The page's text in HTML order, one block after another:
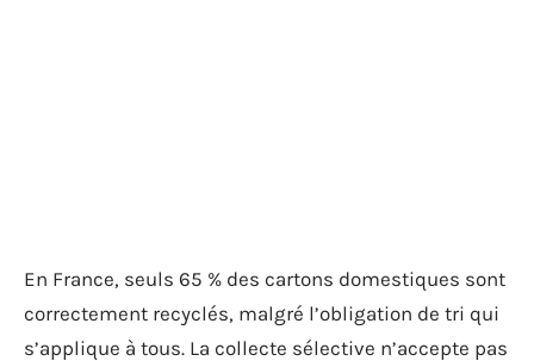
En France, seuls 65 % des cartons domestiques sont
correctement recyclés, malgré l’obligation de tri qui
s’applique à tous. La collecte sélective n’accepte pas